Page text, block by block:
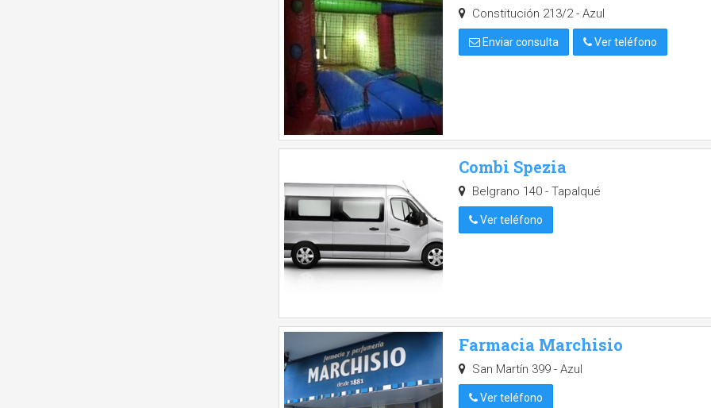
Constitución 213/2 - Azul
Enviar consulta Ver teléfono
Combi Spezia
Belgrano 140 - Tapalqué
Ver teléfono
Farmacia Marchisio
San Martín 399 - Azul
Ver teléfono